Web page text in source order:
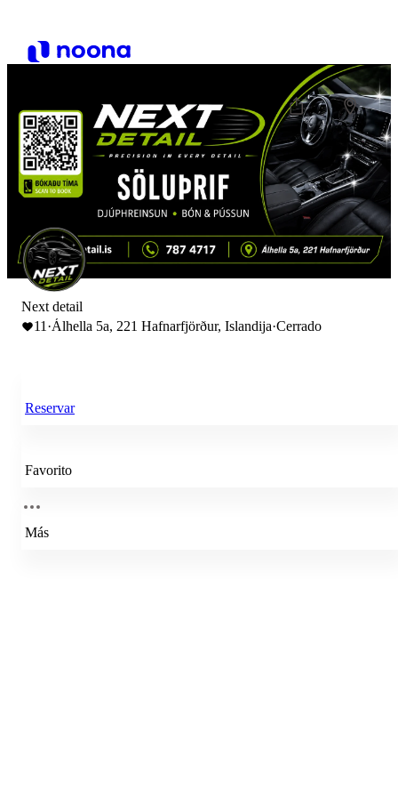
Next detail
11 ·Álhella 5a, 221 Hafnarfjörður, Islandija·Cerrado
Reservar
Favorito
Más